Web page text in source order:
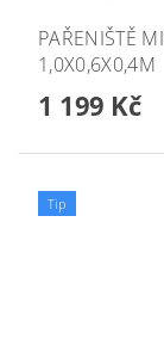
PAŘENIŠTĚ
1,0X0,6X0,4M
1 199 Kč
Tip